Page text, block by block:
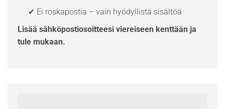
✔ Ei roskapostia – vain hyödyllistä sisältöä
Lisää sähköpostiosoitteesi viereiseen kenttään ja
tule mukaan.